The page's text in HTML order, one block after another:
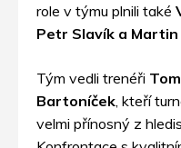
role v týmu plnili také
Petr Slavík a Martin
Tým vedli trenéři
Bartoníček , kteří
velmi přínosný z